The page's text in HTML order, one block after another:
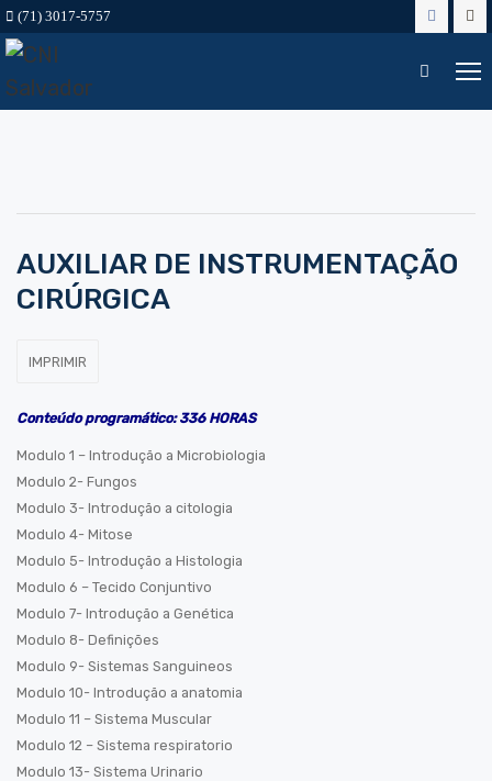
(71) 3017-5757
AUXILIAR DE INSTRUMENTAÇÃO
CIRÚRGICA
Conteúdo programático: 336 HORAS
Modulo 1 – Introdução a Microbiologia
Modulo 2- Fungos
Modulo 3- Introdução a citologia
Modulo 4- Mitose
Modulo 5- Introdução a Histologia
Modulo 6 – Tecido Conjuntivo
Modulo 7- Introdução a Genética
Modulo 8- Definições
Modulo 9- Sistemas Sanguineos
Modulo 10- Introdução a anatomia
Modulo 11 – Sistema Muscular
Modulo 12 – Sistema respiratorio
Modulo 13- Sistema Urinario